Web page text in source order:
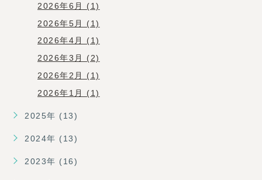
2026年6月 (1)
2026年5月 (1)
2026年4月 (1)
2026年3月 (2)
2026年2月 (1)
2026年1月 (1)
2025年 (13)
2024年 (13)
2023年 (16)